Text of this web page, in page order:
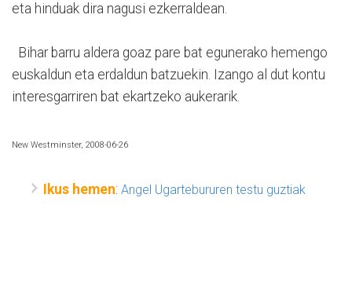
eta hinduak dira nagusi ezkerraldean.
Bihar barru aldera goaz pare bat egunerako hemengo
euskaldun eta erdaldun batzuekin. Izango al dut kontu
interesgarriren bat ekartzeko aukerarik.
New Westminster, 2008-06-26
Ikus hemen: Angel Ugartebururen testu guztiak